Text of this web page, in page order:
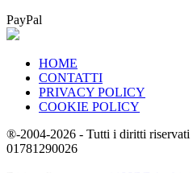
PayPal
HOME
CONTATTI
PRIVACY POLICY
COOKIE POLICY
®-2004-2026 - Tutti i diritti riservati
01781290026